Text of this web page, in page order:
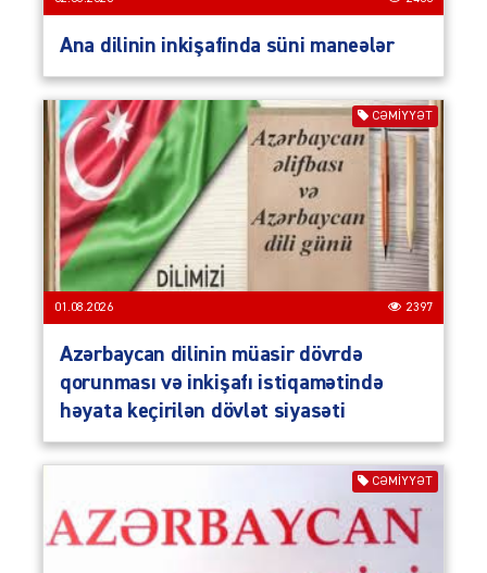
Ana dilinin inkişafinda süni maneələr
CƏMIYYƏT
01.08.2026 2397
Azərbaycan dilinin müasir dövrdə
qorunması və inkişafı istiqamətində
həyata keçirilən dövlət siyasəti
CƏMIYYƏT